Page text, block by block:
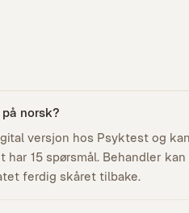
norsk?
versjon hos Psyktest og
har 15 spørsmål. Behandler
ferdig skåret tilbake.